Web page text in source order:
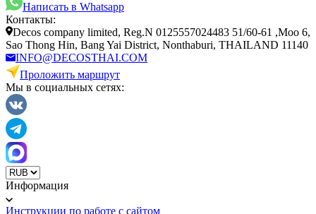
Написать в Whatsapp
Контакты:
Decos company limited, Reg.N 0125557024483 51/60-61 ,Moo 6,
Sao Thong Hin, Bang Yai District, Nonthaburi, THAILAND 11140
INFO@DECOSTHAI.COM
Проложить маршрут
Мы в социальных сетях:
Информация
Инструкции по работе с сайтом